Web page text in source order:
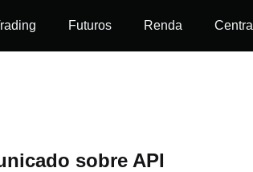
Futuros Renda Central
sobre API